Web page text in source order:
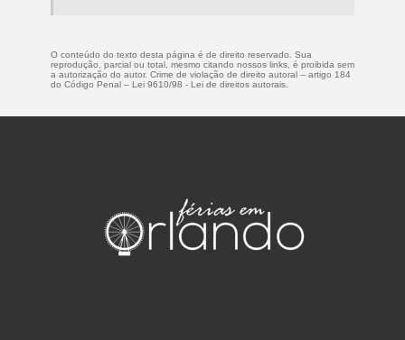
O conteúdo do texto desta página é de direito reservado. Sua
reprodução, parcial ou total, mesmo citando nossos links, é proibida sem
a autorização do autor. Crime de violação de direito autoral – artigo 184
do Código Penal – Lei 9610/98 - Lei de direitos autorais